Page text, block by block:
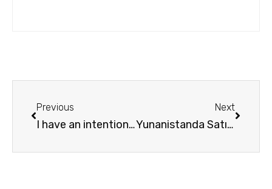
Previous
I have an intention to buy a house in Kos
Next
Yunanistanda Satılık Ev Bakabileceğim İnternet Sitesi